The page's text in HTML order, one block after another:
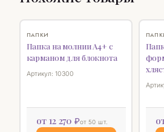
ПАПКИ
Папка на молнии А4+ с
карманом для блокнота
Артикул: 10300
от 12 270 ₽от 50 шт.